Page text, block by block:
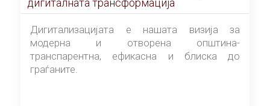
дигиталната трансформација
Дигитализацијата е нашата визија за
модерна и отворена општина-
транспарентна, ефикасна и блиска до
граѓаните.